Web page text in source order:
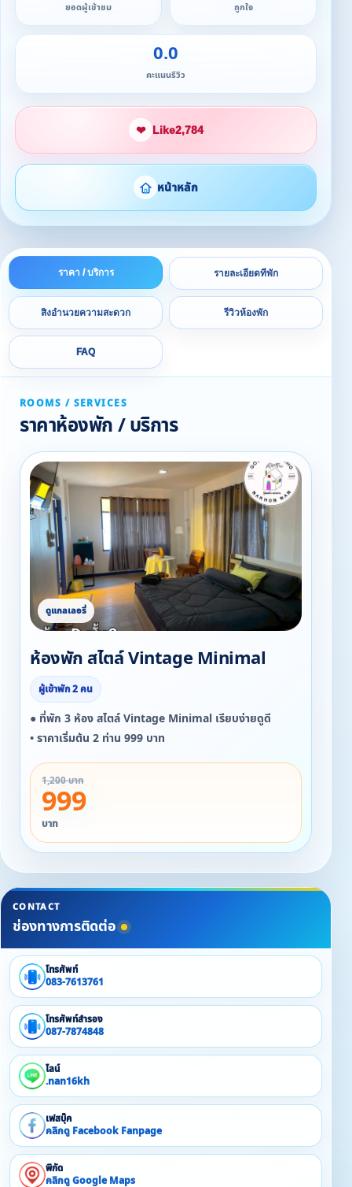
ยอดผู้เข้าชม ถูกใจ
0.0
คะแนนรีวิว
❤ Like2,784
หน้าหลัก
ราคา / บริการ รายละเอียดที่พัก
สิ่งอำนวยความสะดวก รีวิวห้องพัก
FAQ
ROOMS / SERVICES
ราคาห้องพัก / บริการ
ห้องพัก สไตล์ Vintage Minimal
ผู้เข้าพัก 2 คน
● ที่พัก 3 ห้อง สไตล์ Vintage Minimal เรียบง่ายดูดี
• ราคาเริ่มต้น 2 ท่าน 999 บาท
1,200 บาท
999
บาท
CONTACT
ช่องทางการติดต่อ
โทรศัพท์
083-7613761
โทรศัพท์สำรอง
087-7874848
ไลน์
.nan16kh
เฟสบุ๊ค
คลิกดู Facebook Fanpage
พิกัด
คลิกดู Google Maps